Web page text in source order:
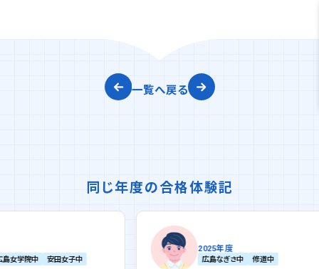
一覧へ戻る
同じ年度の合格体験記
子中
2025年度
広島なぎさ中 修道中